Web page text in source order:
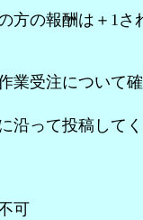
方の報酬は＋1さ
業受注について
沿って投稿して
可